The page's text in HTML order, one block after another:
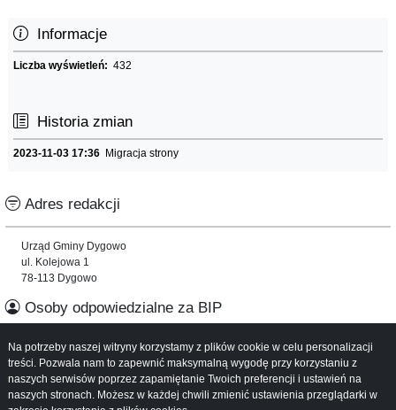
Informacje
Liczba wyświetleń: 432
Historia zmian
2023-11-03 17:36 Migracja strony
Adres redakcji
Urząd Gminy Dygowo
ul. Kolejowa 1
78-113 Dygowo
Osoby odpowiedzialne za BIP
Informacje o serwisie
Mapa serwisu
Na potrzeby naszej witryny korzystamy z plików cookie w celu personalizacji
treści. Pozwala nam to zapewnić maksymalną wygodę przy korzystaniu z
naszych serwisów poprzez zapamiętanie Twoich preferencji i ustawień na
naszych stronach. Możesz w każdej chwili zmienić ustawienia przeglądarki w